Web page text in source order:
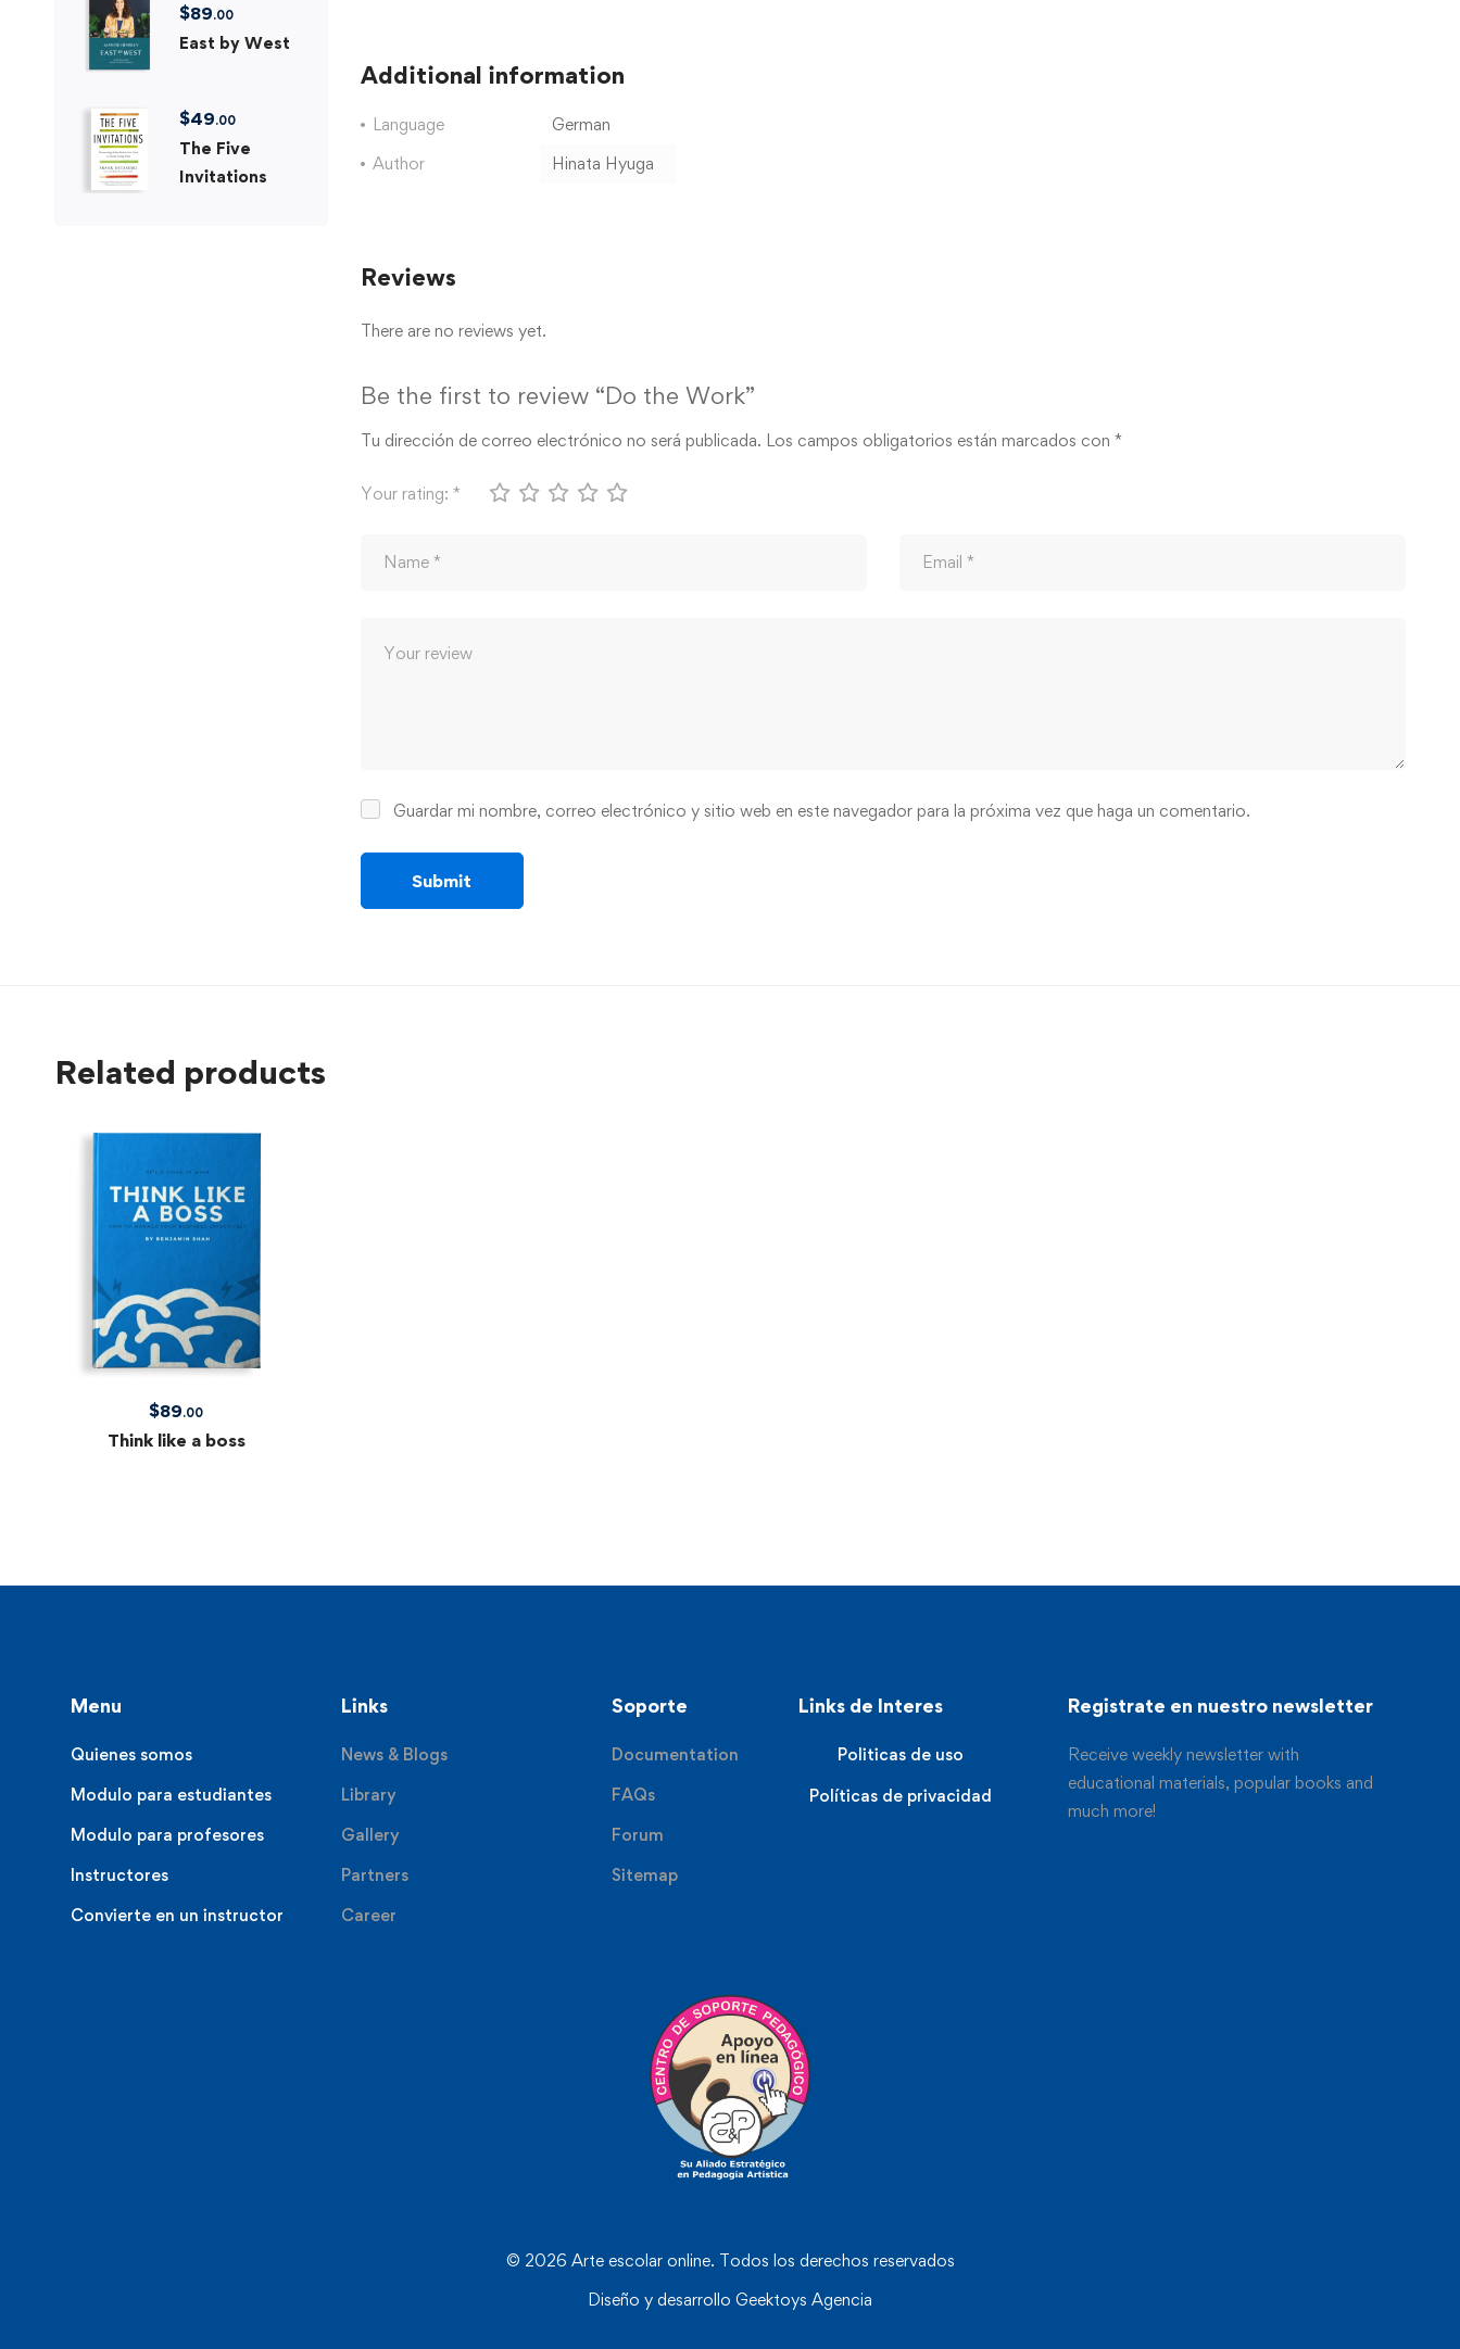
$89.00
East by West
$49.00
The Five
Invitations
Additional information
Language
German
Author
Hinata Hyuga
Reviews
There are no reviews yet.
Be the first to review “Do the Work”
Tu dirección de correo electrónico no será publicada. Los campos obligatorios están marcados con *
Your rating: *
Guardar mi nombre, correo electrónico y sitio web en este navegador para la próxima vez que haga un comentario.
Related products
$89.00
Think like a boss
Menu
Quienes somos
Modulo para estudiantes
Modulo para profesores
Instructores
Convierte en un instructor
Links
News & Blogs
Library
Gallery
Partners
Career
Soporte
Documentation
FAQs
Forum
Sitemap
Links de Interes
Politicas de uso
Políticas de privacidad
Registrate en nuestro newsletter
Receive weekly newsletter with
educational materials, popular books and
much more!
© 2026 Arte escolar online. Todos los derechos reservados
Diseño y desarrollo Geektoys Agencia